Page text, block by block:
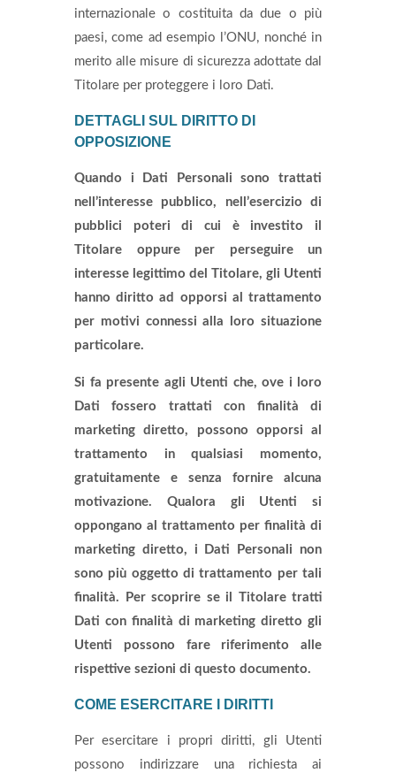
internazionale o costituita da due o più
paesi, come ad esempio l’ONU, nonché in
merito alle misure di sicurezza adottate dal
Titolare per proteggere i loro Dati.
DETTAGLI SUL DIRITTO DI
OPPOSIZIONE
Quando i Dati Personali sono trattati
nell’interesse pubblico, nell’esercizio di
pubblici poteri di cui è investito il
Titolare oppure per perseguire un
interesse legittimo del Titolare, gli Utenti
hanno diritto ad opporsi al trattamento
per motivi connessi alla loro situazione
particolare.
Si fa presente agli Utenti che, ove i loro
Dati fossero trattati con finalità di
marketing diretto, possono opporsi al
trattamento in qualsiasi momento,
gratuitamente e senza fornire alcuna
motivazione. Qualora gli Utenti si
oppongano al trattamento per finalità di
marketing diretto, i Dati Personali non
sono più oggetto di trattamento per tali
finalità. Per scoprire se il Titolare tratti
Dati con finalità di marketing diretto gli
Utenti possono fare riferimento alle
rispettive sezioni di questo documento.
COME ESERCITARE I DIRITTI
Per esercitare i propri diritti, gli Utenti
possono indirizzare una richiesta ai